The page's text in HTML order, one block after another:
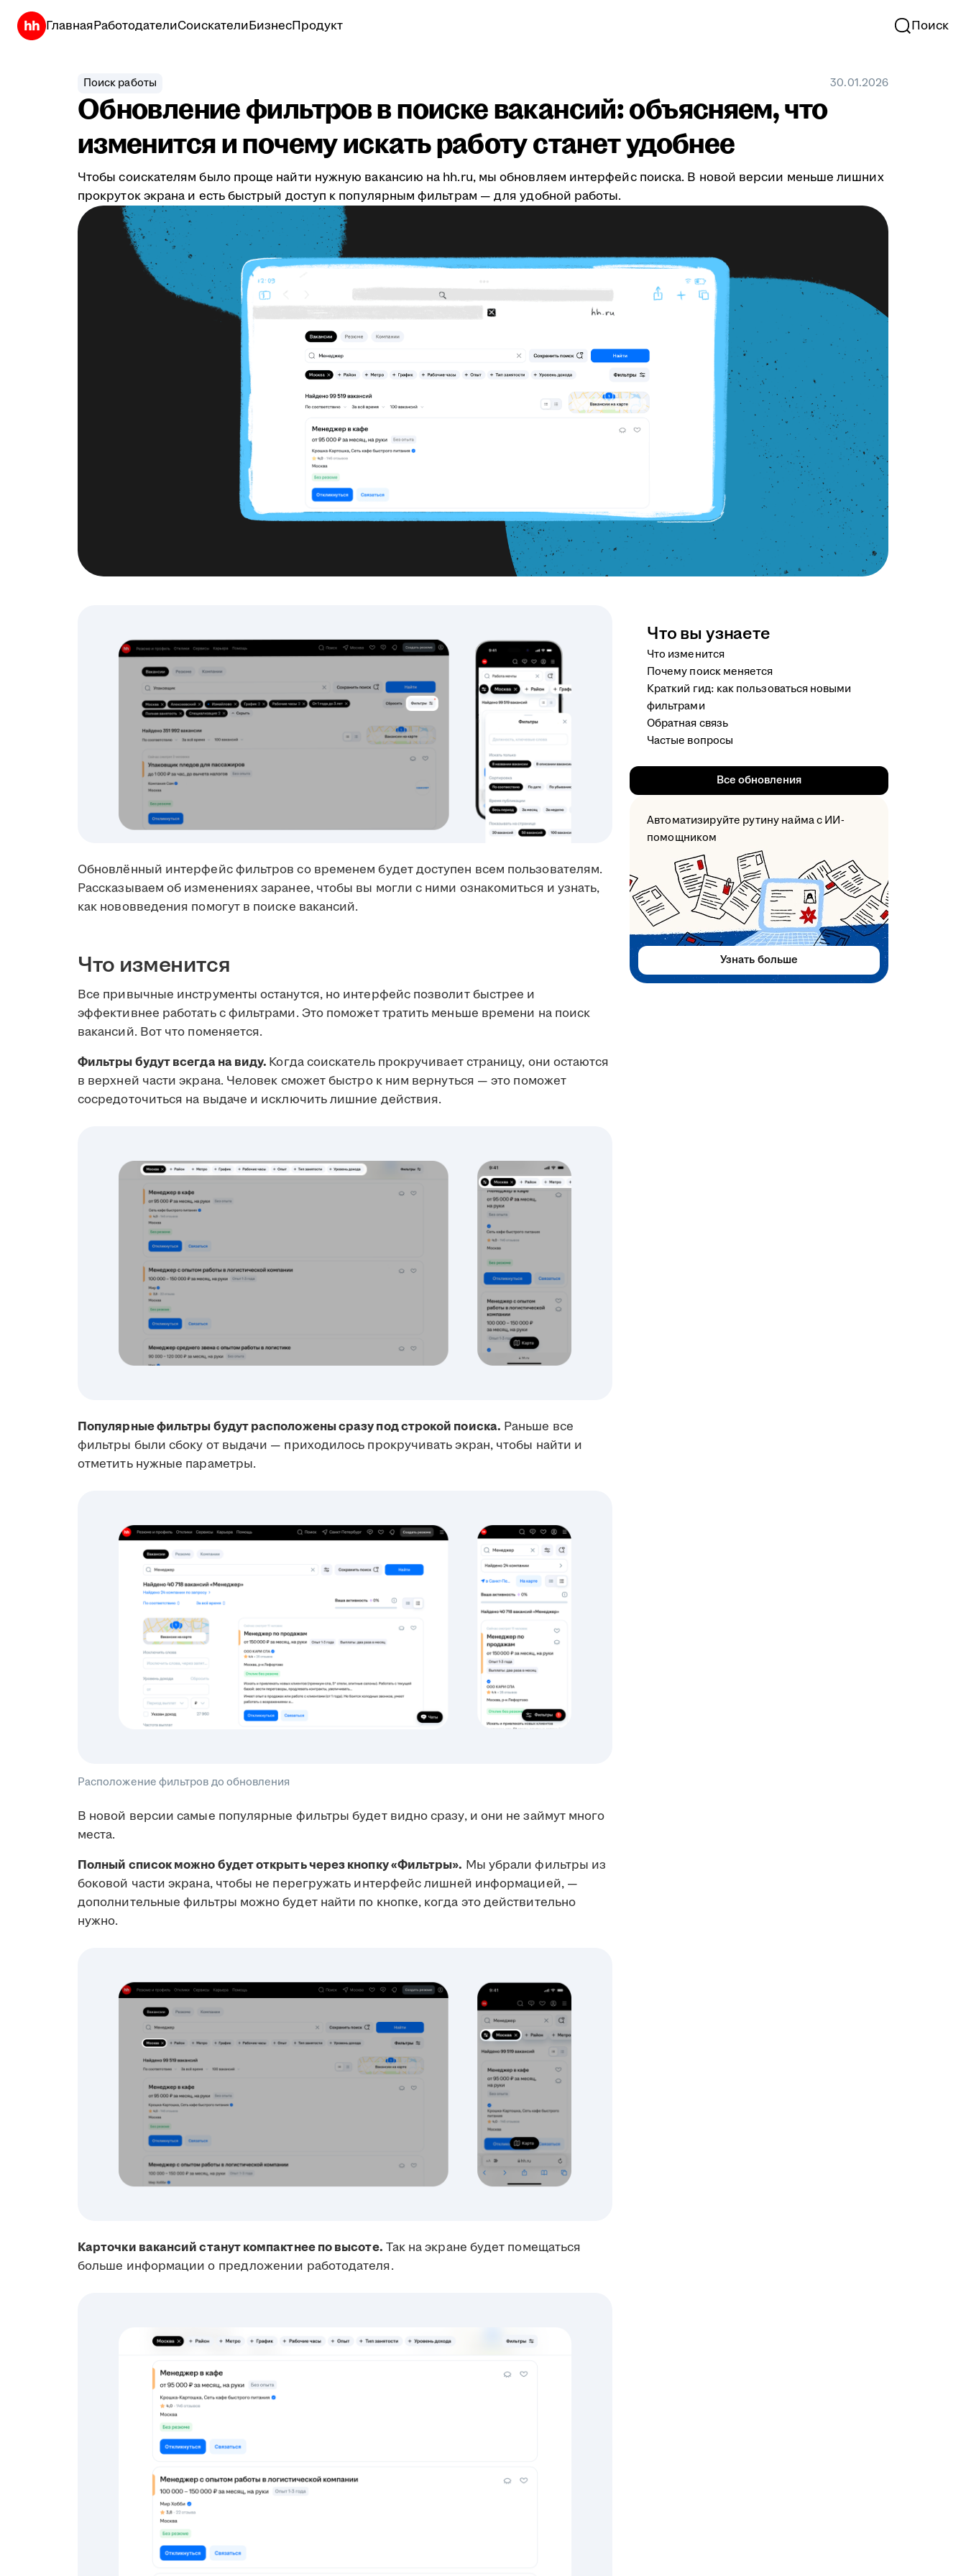
ГлавнаяРаботодателиСоискателиБизнесПродукт Поиск
Поиск работы 30.01.2026
Обновление фильтров в поиске вакансий: объясняем, что
изменится и почему искать работу станет удобнее
Чтобы соискателям было проще найти нужную вакансию на hh.ru, мы обновляем интерфейс поиска. В новой версии меньше лишних
прокруток экрана и есть быстрый доступ к популярным фильтрам — для удобной работы.
Обновлённый интерфейс фильтров со временем будет доступен всем пользователям.
Рассказываем об изменениях заранее, чтобы вы могли с ними ознакомиться и узнать,
как нововведения помогут в поиске вакансий.
Что изменится
Все привычные инструменты останутся, но интерфейс позволит быстрее и
эффективнее работать с фильтрами. Это поможет тратить меньше времени на поиск
вакансий. Вот что поменяется.
Фильтры будут всегда на виду. Когда соискатель прокручивает страницу, они остаются
в верхней части экрана. Человек сможет быстро к ним вернуться — это поможет
сосредоточиться на выдаче и исключить лишние действия.
Популярные фильтры будут расположены сразу под строкой поиска. Раньше все
фильтры были сбоку от выдачи — приходилось прокручивать экран, чтобы найти и
отметить нужные параметры.
Расположение фильтров до обновления
В новой версии самые популярные фильтры будет видно сразу, и они не займут много
места.
Полный список можно будет открыть через кнопку «Фильтры». Мы убрали фильтры из
боковой части экрана, чтобы не перегружать интерфейс лишней информацией, —
дополнительные фильтры можно будет найти по кнопке, когда это действительно
нужно.
Карточки вакансий станут компактнее по высоте. Так на экране будет помещаться
больше информации о предложении работодателя.
Что вы узнаете
Что изменится
Почему поиск меняется
Краткий гид: как пользоваться новыми
фильтрами
Обратная связь
Частые вопросы
Все обновления
Автоматизируйте рутину найма с ИИ-
помощником
Узнать больше